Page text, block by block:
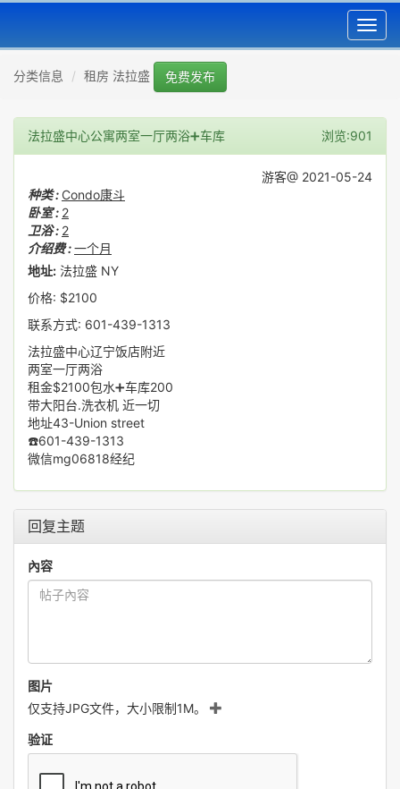
分类信息 租房 法拉盛 免费发布
法拉盛中心公寓两室一厅两浴➕车库 浏览:901
游客@ 2021-05-24
种类 : Condo康斗
卧室 : 2
卫浴 : 2
介绍费 :一个月
地址: 法拉盛 NY
价格: $2100
联系方式: 601-439-1313
法拉盛中心辽宁饭店附近
两室一厅两浴
租金$2100包水➕车库200
带大阳台.洗衣机 近一切
地址43-Union street
☎️601-439-1313
微信mg06818经纪
回复主题
內容
图片
仅支持JPG文件，大小限制1M。
验证